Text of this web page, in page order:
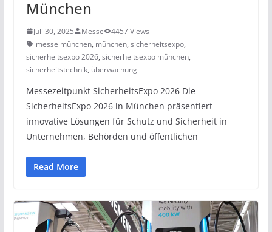
München
Juli 30, 2025 Messe
4457 Views
messe münchen, münchen, sicherheitsexpo,
sicherheitsexpo 2026, sicherheitsexpo münchen,
sicherheitstechnik, überwachung
Messezeitpunkt SicherheitsExpo 2026 Die
SicherheitsExpo 2026 in München präsentiert
innovative Lösungen für Schutz und Sicherheit in
Unternehmen, Behörden und öffentlichen
Read More